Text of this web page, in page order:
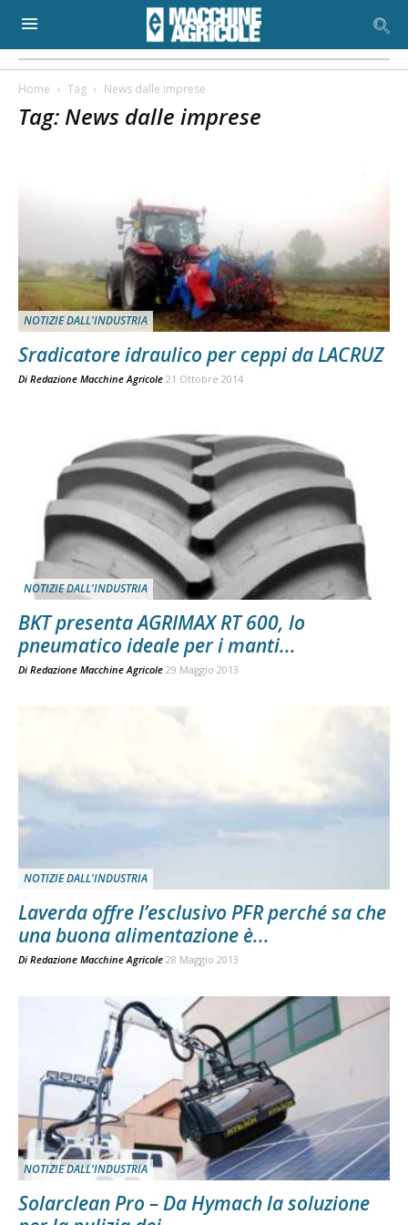
Home Tag News dalle imprese
Tag: News dalle imprese
NOTIZIE DALL'INDUSTRIA
Sradicatore idraulico per ceppi da LACRUZ
Di Redazione Macchine Agricole 21 Ottobre 2014
NOTIZIE DALL'INDUSTRIA
BKT presenta AGRIMAX RT 600, lo
pneumatico ideale per i manti...
Di Redazione Macchine Agricole 29 Maggio 2013
NOTIZIE DALL'INDUSTRIA
Laverda offre l’esclusivo PFR perché sa che
una buona alimentazione è...
Di Redazione Macchine Agricole 28 Maggio 2013
NOTIZIE DALL'INDUSTRIA
Solarclean Pro – Da Hymach la soluzione